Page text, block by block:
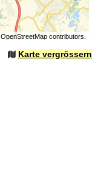
OpenStreetMapcontributors.
Karte vergrössern